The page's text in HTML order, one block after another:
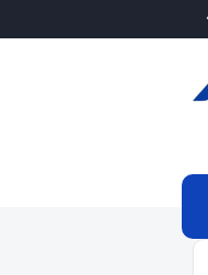
основному